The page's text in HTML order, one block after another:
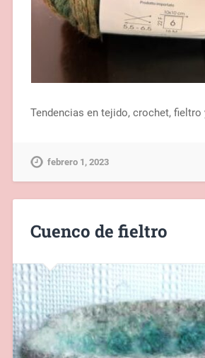
Tendencias en tejido, crochet, fieltro
febrero 1, 2023
Cuenco de fieltro